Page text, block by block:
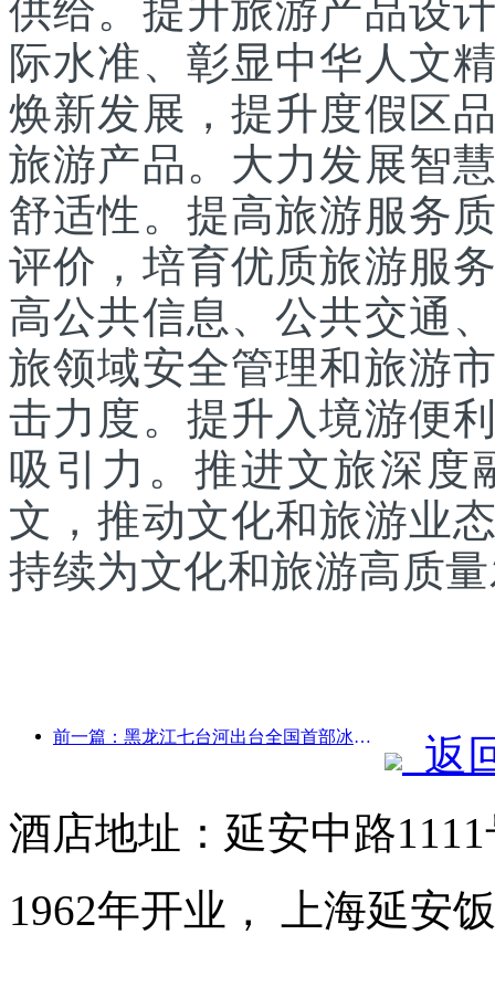
供给。提升旅游产品设
际水准、彰显中华人文
焕新发展，提升度假区
旅游产品。大力发展智
舒适性。提高旅游服务
评价，培育优质旅游服
高公共信息、公共交通
旅领域安全管理和旅游
击力度。提升入境游便
吸引力。推进文旅深度
文，推动文化和旅游业
持续为文化和旅游高质
前一篇：黑龙江七台河出台全国首部冰雪产业法规，鼓励“AI+冰雪”
返
酒店地址：延安中路
1962年开业， 上海延